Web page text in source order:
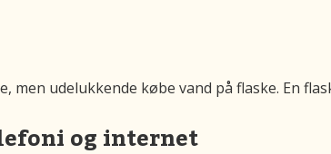
men udelukkende købe vand på flaske. En
og internet